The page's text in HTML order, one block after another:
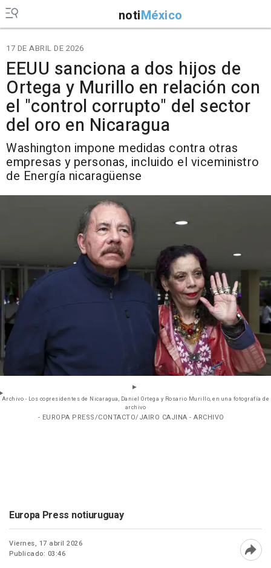
notiMéxico
17 DE ABRIL DE 2026
EEUU sanciona a dos hijos de
Ortega y Murillo en relación con
el "control corrupto" del sector
del oro en Nicaragua
Washington impone medidas contra otras
empresas y personas, incluido el viceministro
de Energía nicaragüense
Archivo - Los copresidentes de Nicaragua, Daniel Ortega y Rosario Murillo, en una fotografía de
archivo
- EUROPA PRESS/CONTACTO/JAIRO CAJINA - ARCHIVO
Europa Press notiuruguay
Viernes, 17 abril 2026
Publicado: 03:46